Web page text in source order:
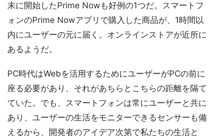
末に開始したPrime Nowも好例の1つだ。スマートフ
ォンのPrime Nowアプリで購入した商品が、1時間以
内にユーザーの元に届く。オンラインストアが近所に
あるようだ。
PC時代はWebを活用するためにユーザーがPCの前に
座る必要があり、それがあちらとこちらの距離を隔て
ていた。でも、スマートフォンは常にユーザーと共に
あり、ユーザーの生活をモニターできるセンサーも備
えるから、開発者のアイデア次第で私たちの生活と